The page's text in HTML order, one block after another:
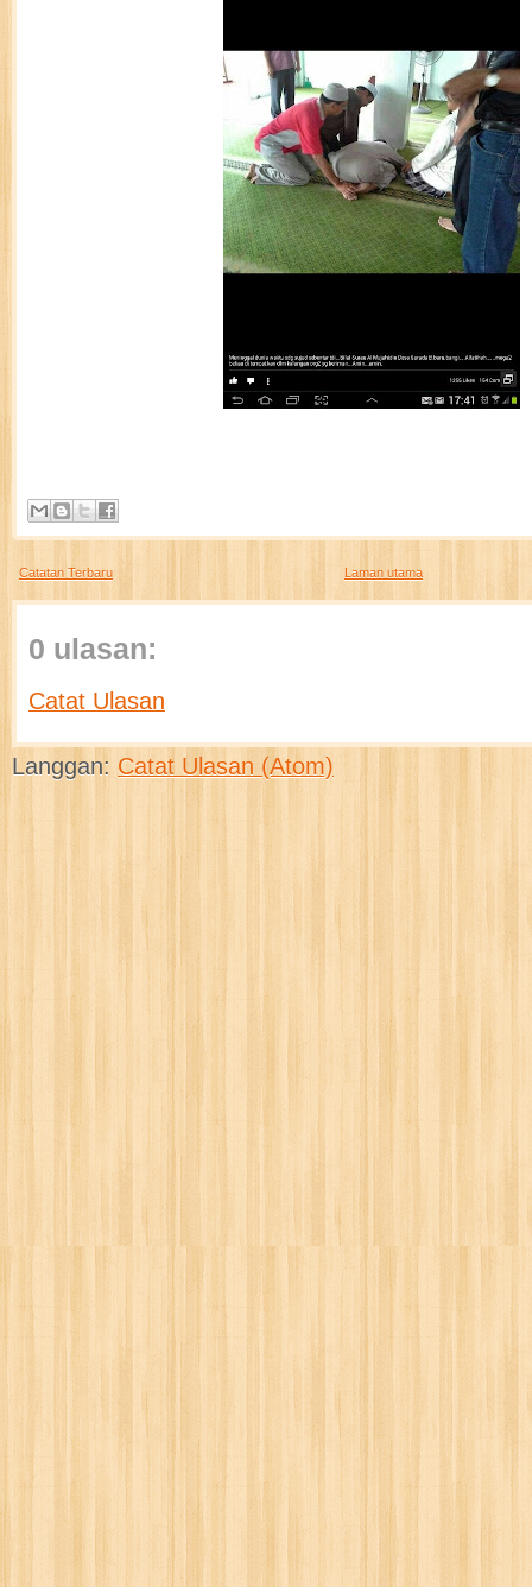
Catatan Terbaru Laman utama
0 ulasan:
Catat Ulasan
Langgan: Catat Ulasan (Atom)